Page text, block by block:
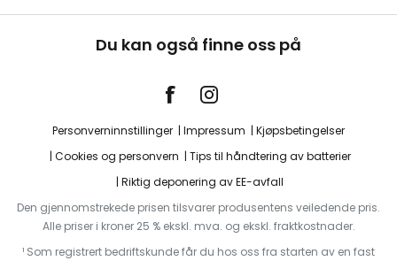
Du kan også finne oss på
Personverninnstillinger Impressum
Kjøpsbetingelser
Cookies og personvern
Tips til håndtering av batterier
Riktig deponering av EE-avfall
Den gjennomstrekede prisen tilsvarer produsentens veiledende pris.
Alle priser i kroner 25 % ekskl. mva. og ekskl. fraktkostnader.
¹ Som registrert bedriftskunde får du hos oss fra starten av en fast